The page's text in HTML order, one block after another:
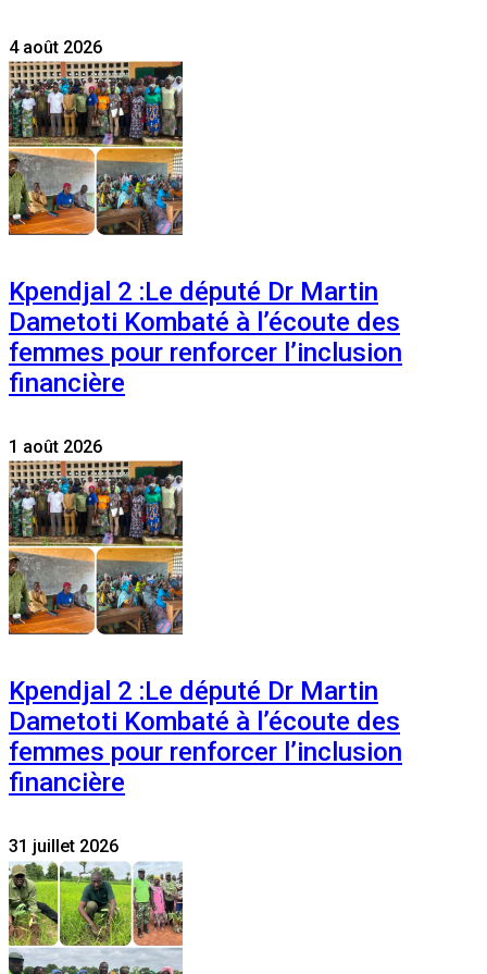
4 août 2026
Kpendjal 2 :Le député Dr Martin
Dametoti Kombaté à l’écoute des
femmes pour renforcer l’inclusion
financière
1 août 2026
Kpendjal 2 :Le député Dr Martin
Dametoti Kombaté à l’écoute des
femmes pour renforcer l’inclusion
financière
31 juillet 2026